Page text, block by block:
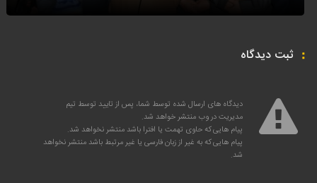
ثبت دیدگاه
دیدگاه های ارسال شده توسط شما، پس از تایید توسط تیم
مدیریت در وب منتشر خواهد شد.
پیام هایی که حاوی تهمت یا افترا باشد منتشر نخواهد شد.
پیام هایی که به غیر از زبان فارسی یا غیر مرتبط باشد منتشر نخواهد
شد.